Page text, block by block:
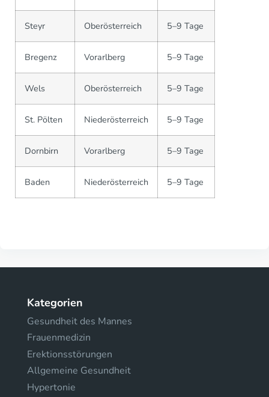
Steyr Oberösterreich 5–9 Tage
Bregenz Vorarlberg 5–9 Tage
Wels Oberösterreich 5–9 Tage
St. Pölten Niederösterreich 5–9 Tage
Dornbirn Vorarlberg 5–9 Tage
Baden Niederösterreich 5–9 Tage
Kategorien
Gesundheit des Mannes
Frauenmedizin
Erektionsstörungen
Allgemeine Gesundheit
Hypertonie